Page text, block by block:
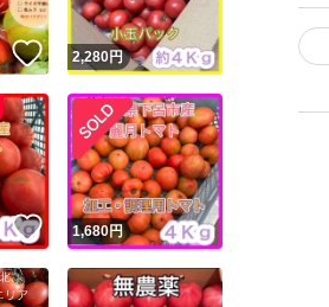
いいね！
2,280円
いいね！
1,680円